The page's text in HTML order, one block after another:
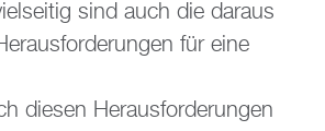
sind auch die daraus
für eine
diesen Herausforderungen